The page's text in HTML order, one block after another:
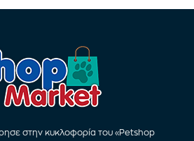
στην κυκλοφορία του «Petshop